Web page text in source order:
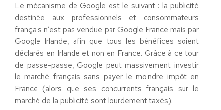
Le mécanisme de Google est le suivant : la publicité
destinée aux professionnels et consommateurs
français n’est pas vendue par Google France mais par
Google Irlande, afin que tous les bénéfices soient
déclarés en Irlande et non en France. Grâce à ce tour
de passe-passe, Google peut massivement investir
le marché français sans payer le moindre impôt en
France (alors que ses concurrents français sur le
marché de la publicité sont lourdement taxés).